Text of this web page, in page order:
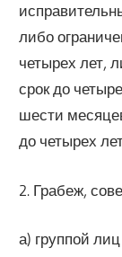
либо
четырех лет,
срок до
шести
до четырех
2. Грабеж,
а) группой